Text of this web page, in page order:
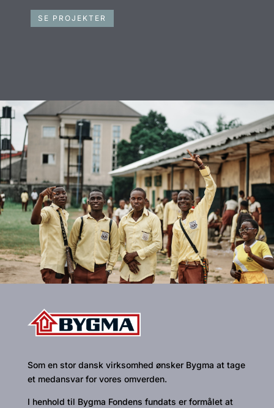
SE PROJEKTER
Som en stor dansk virksomhed ønsker Bygma at tage
et medansvar for vores omverden.
I henhold til Bygma Fondens fundats er formålet at